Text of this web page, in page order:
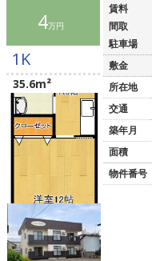
4万円
1K
35.6m²
賃料
間取
駐車場
敷金
所在地
交通
築年月
面積
物件番号